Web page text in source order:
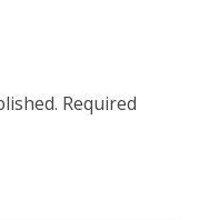
Required